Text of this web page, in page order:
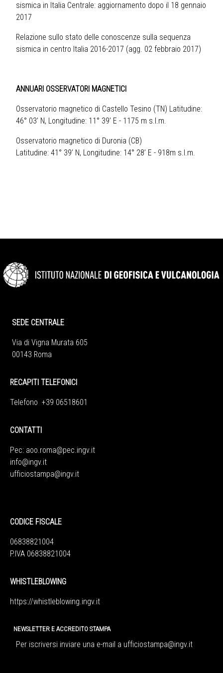
sismica in Italia Centrale: aggiornamento dopo il 18 gennaio
2017
Relazione sullo stato delle conoscenze sulla sequenza
sismica in centro Italia 2016-2017 (agg. 02 febbraio 2017)
ANNUARI OSSERVATORI MAGNETICI
Osservatorio magnetico di Castello Tesino (TN) Latitudine:
46° 03’ N, Longitudine: 11° 39’ E - 1175 m s.l.m.
Osservatorio magnetico di Duronia (CB)
Latitudine: 41° 39’ N, Longitudine: 14° 28’ E - 918m s.l.m.
SEDE CENTRALE
Via di Vigna Murata 605
00143 Roma
RECAPITI TELEFONICI
Telefono +39 06518601
CONTATTI
Pec: aoo.roma@pec.ingv.it
info@ingv.it
ufficiostampa@ingv.it
CODICE FISCALE
06838821004
P.IVA 06838821004
WHISTLEBLOWING
https://whistleblowing.ingv. it
NEWSLETTER E ACCREDITO STAMPA
Per iscriversi inviare una e-mail a ufficiostampa@ingv.it